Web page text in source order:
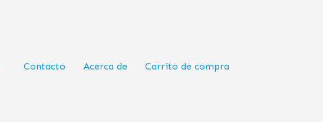
Contacto Acerca de Carrito de compra